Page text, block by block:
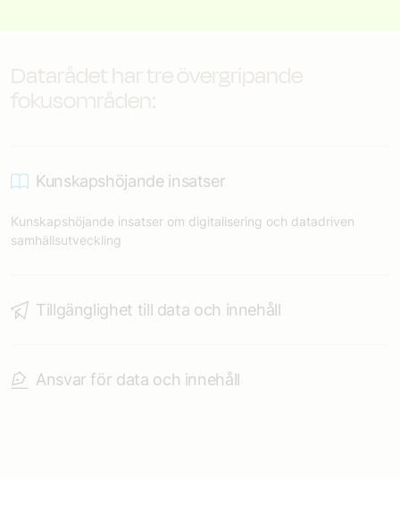
Kunskapshöjande insatser
Kunskapshöjande insatser om digitalisering och datadriven
samhällsutveckling
Tillgänglighet till data och innehåll
Ansvar för data och innehåll